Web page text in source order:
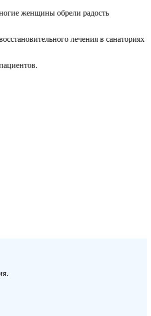
женщины обрели радость
лечения в санаториях